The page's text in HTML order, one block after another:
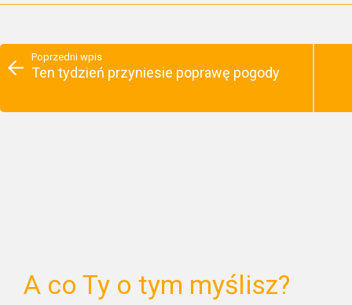
Poprzedni wpis
Ten tydzień przyniesie poprawę pogody
A co Ty o tym myślisz?